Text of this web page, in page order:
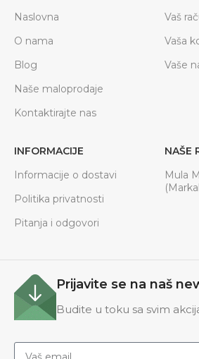
Naslovna
O nama
Blog
Naše maloprodaje
Kontaktirajte nas
Vaš
Vaša
Vaše
INFORMACIJE
Informacije o dostavi
Politika privatnosti
Pitanja i odgovori
NAŠE
Mula
Prijavite se na naš
Budite u toku sa svim